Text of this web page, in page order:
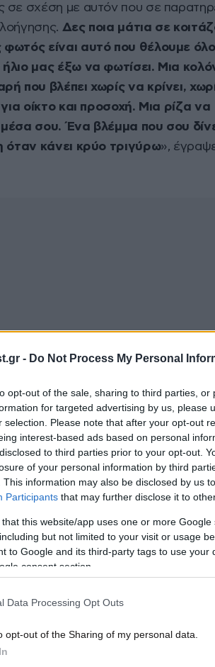
- Do Not Process My Personal
opt-out of the sale, sharing to third parties,
for targeted advertising by us, please
selection. Please note that after your opt-out
interest-based ads based on personal
to third parties prior to your opt-out.
of your personal information by third
This information may also be disclosed by us
Participants that may further disclose it to
that this website/app uses one or more
but not limited to your visit or usage
to Google and its third-party tags to use your
consent section.
Data Processing Opt Outs
opt-out of the Sharing of my personal data.
σε σχέση με αυτόν που σε
Δες ποια μάτια σε
είναι αυτό που θέλουμε
μας έξω να φωτίσει. Μια
που βλέπει χωρίς να κρίνει,
οίκτο και προσοχή. Μια ρίζα να
σου. Ένα βλέμμα που σου
όταν κάνει κρύο τριγύρω»,
σου , κράτα την γερά στην